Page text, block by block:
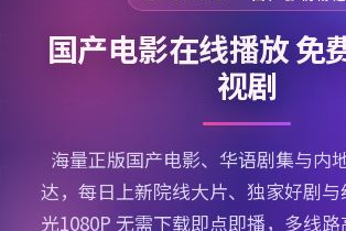
国产电影在线播放 免
视剧
海量正版国产电影、华语剧集与内
达，每日上新院线大片、独家好剧
光1080P 无需下载即点即播，多线